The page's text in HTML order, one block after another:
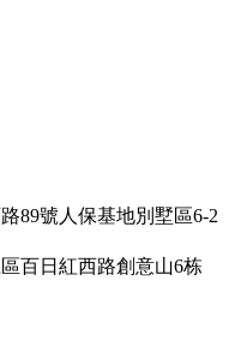
89號人保基地別墅區6-2
百日紅西路創意山6栋